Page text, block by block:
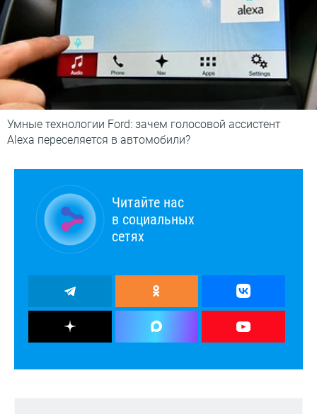
Умные технологии Ford: зачем голосовой ассистент
Alexa переселяется в автомобили?
Читайте нас
в социальных
сетях